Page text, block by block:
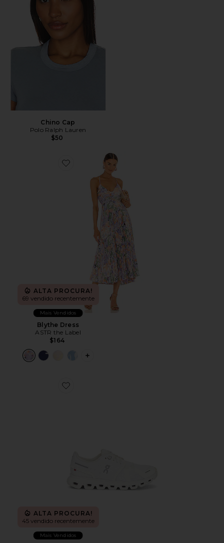
Chino Cap
Polo Ralph Lauren
$50
Favorite Blythe Dress
ALTA PROCURA!
69 vendido recentemente
Mais Vendidos
Blythe Dress
ASTR the Label
$164
PLUS ICON TO SEE MORE OPTIONS
Favorite Cloud 6 Sneaker
ALTA PROCURA!
45 vendido recentemente
Mais Vendidos